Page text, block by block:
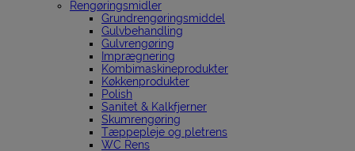
Rengøringsmidler
Grundrengøringsmiddel
Gulvbehandling
Gulvrengøring
Imprægnering
Kombimaskineprodukter
Køkkenprodukter
Polish
Sanitet & Kalkfjerner
Skumrengøring
Tæppepleje og pletrens
WC Rens